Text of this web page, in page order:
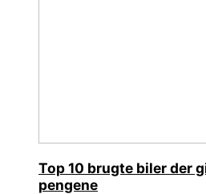
Top 10 brugte biler der
pengene